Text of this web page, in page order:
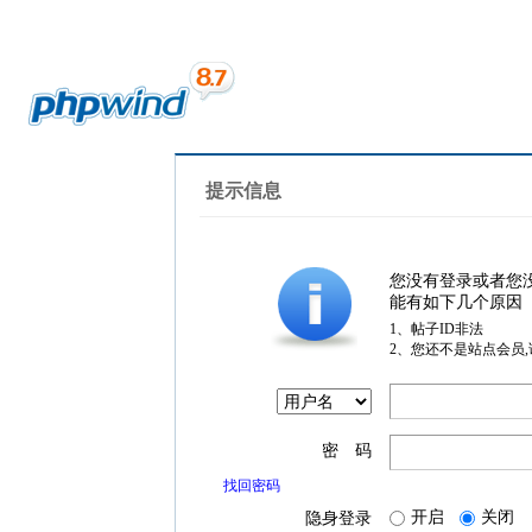
提示信息
您没有登录或者您
能有如下几个原因
1、帖子ID非法
2、您还不是站点会员
密 码
找回密码
隐身登录 开启 关闭